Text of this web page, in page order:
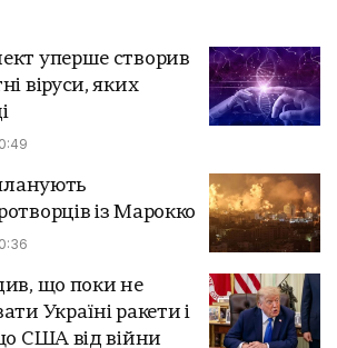
уперше створив
віруси, яких
із Марокко
що поки не
Україні ракети і
США від війни